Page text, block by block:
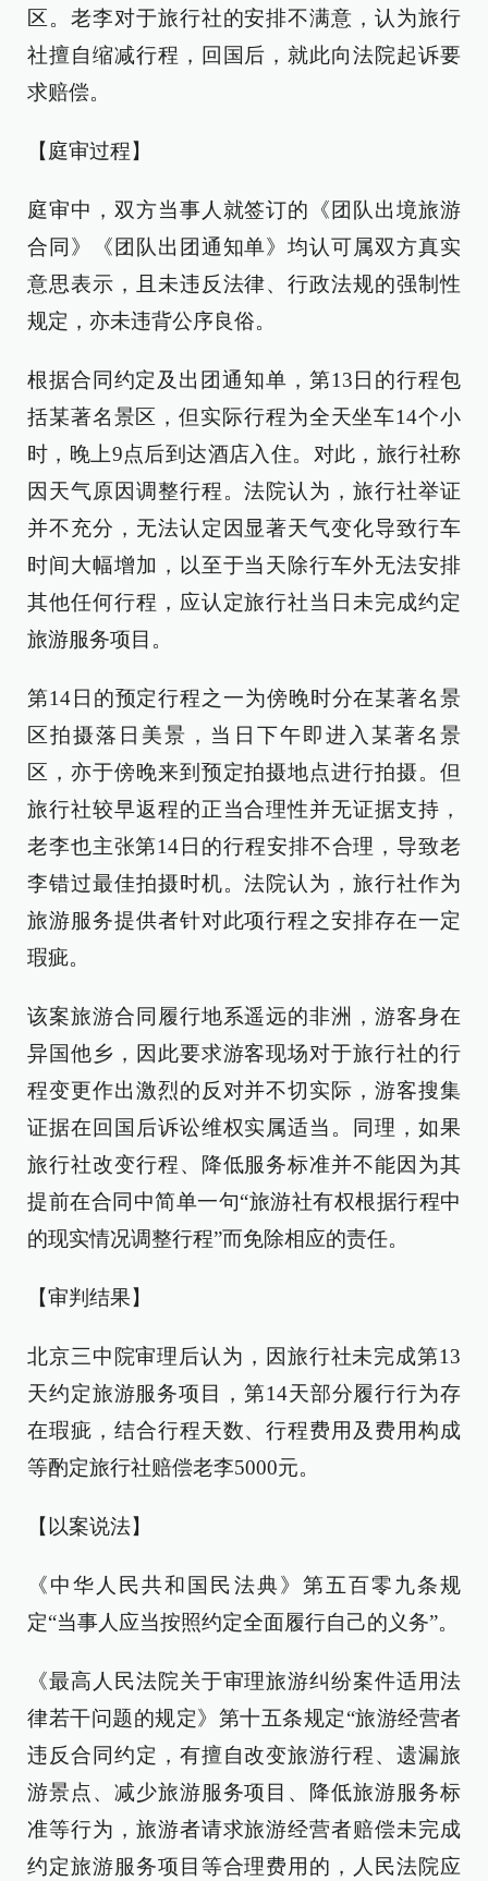
区。老李对于旅行社的安排不满意，认为旅行
社擅自缩减行程，回国后，就此向法院起诉要
求赔偿。
【庭审过程】
庭审中，双方当事人就签订的《团队出境旅游
合同》《团队出团通知单》均认可属双方真实
意思表示，且未违反法律、行政法规的强制性
规定，亦未违背公序良俗。
根据合同约定及出团通知单，第13日的行程包
括某著名景区，但实际行程为全天坐车14个小
时，晚上9点后到达酒店入住。对此，旅行社称
因天气原因调整行程。法院认为，旅行社举证
并不充分，无法认定因显著天气变化导致行车
时间大幅增加，以至于当天除行车外无法安排
其他任何行程，应认定旅行社当日未完成约定
旅游服务项目。
第14日的预定行程之一为傍晚时分在某著名景
区拍摄落日美景，当日下午即进入某著名景
区，亦于傍晚来到预定拍摄地点进行拍摄。但
旅行社较早返程的正当合理性并无证据支持，
老李也主张第14日的行程安排不合理，导致老
李错过最佳拍摄时机。法院认为，旅行社作为
旅游服务提供者针对此项行程之安排存在一定
瑕疵。
该案旅游合同履行地系遥远的非洲，游客身在
异国他乡，因此要求游客现场对于旅行社的行
程变更作出激烈的反对并不切实际，游客搜集
证据在回国后诉讼维权实属适当。同理，如果
旅行社改变行程、降低服务标准并不能因为其
提前在合同中简单一句“旅游社有权根据行程中
的现实情况调整行程”而免除相应的责任。
【审判结果】
北京三中院审理后认为，因旅行社未完成第13
天约定旅游服务项目，第14天部分履行行为存
在瑕疵，结合行程天数、行程费用及费用构成
等酌定旅行社赔偿老李5000元。
【以案说法】
《中华人民共和国民法典》第五百零九条规
定“当事人应当按照约定全面履行自己的义务”。
《最高人民法院关于审理旅游纠纷案件适用法
律若干问题的规定》第十五条规定“旅游经营者
违反合同约定，有擅自改变旅游行程、遗漏旅
游景点、减少旅游服务项目、降低旅游服务标
准等行为，旅游者请求旅游经营者赔偿未完成
约定旅游服务项目等合理费用的，人民法院应